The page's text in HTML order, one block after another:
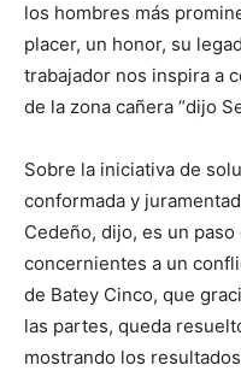
los hombres más
placer, un honor, su
trabajador nos inspira a
de la zona cañera “dijo
Sobre la iniciativa de
conformada y
Cedeño, dijo, es un
concernientes a un
de Batey Cinco, que
las partes, queda
mostrando los